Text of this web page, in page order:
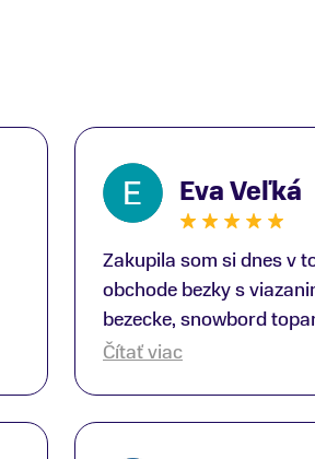
Eva Veľká
Zakupila som si dnes v
obchode bezky s
bezecke, snowbord
prekvapenie ako Peter,
Čítať viac